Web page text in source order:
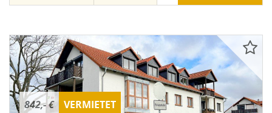
842,- € VERMIETET